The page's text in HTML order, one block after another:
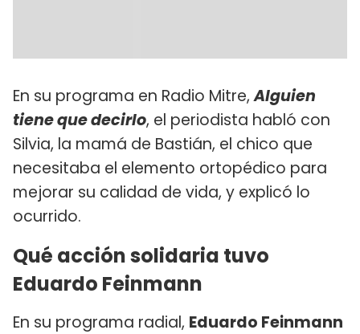
En su programa en Radio Mitre,Alguien
tiene que decirlo, el periodista habló con
Silvia, la mamá de Bastián, el chico que
necesitaba el elemento ortopédico para
mejorar su calidad de vida, y explicó lo
ocurrido.
Qué acción solidaria tuvo
Eduardo Feinmann
En su programa radial, Eduardo Feinmann